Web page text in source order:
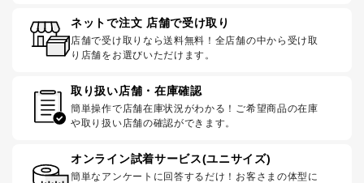
ネットで注文 店舗で受け取り
店舗で受け取りなら送料無料！全店舗の中から受け取
り店舗をお選びいただけます。
取り扱い店舗・在庫確認
簡単操作で店舗在庫状況がわかる！ご希望商品の在庫
や取り扱い店舗の確認ができます。
オンライン試着サービス(ユニサイズ)
簡単なアンケートに回答するだけ！お客さまの体型に